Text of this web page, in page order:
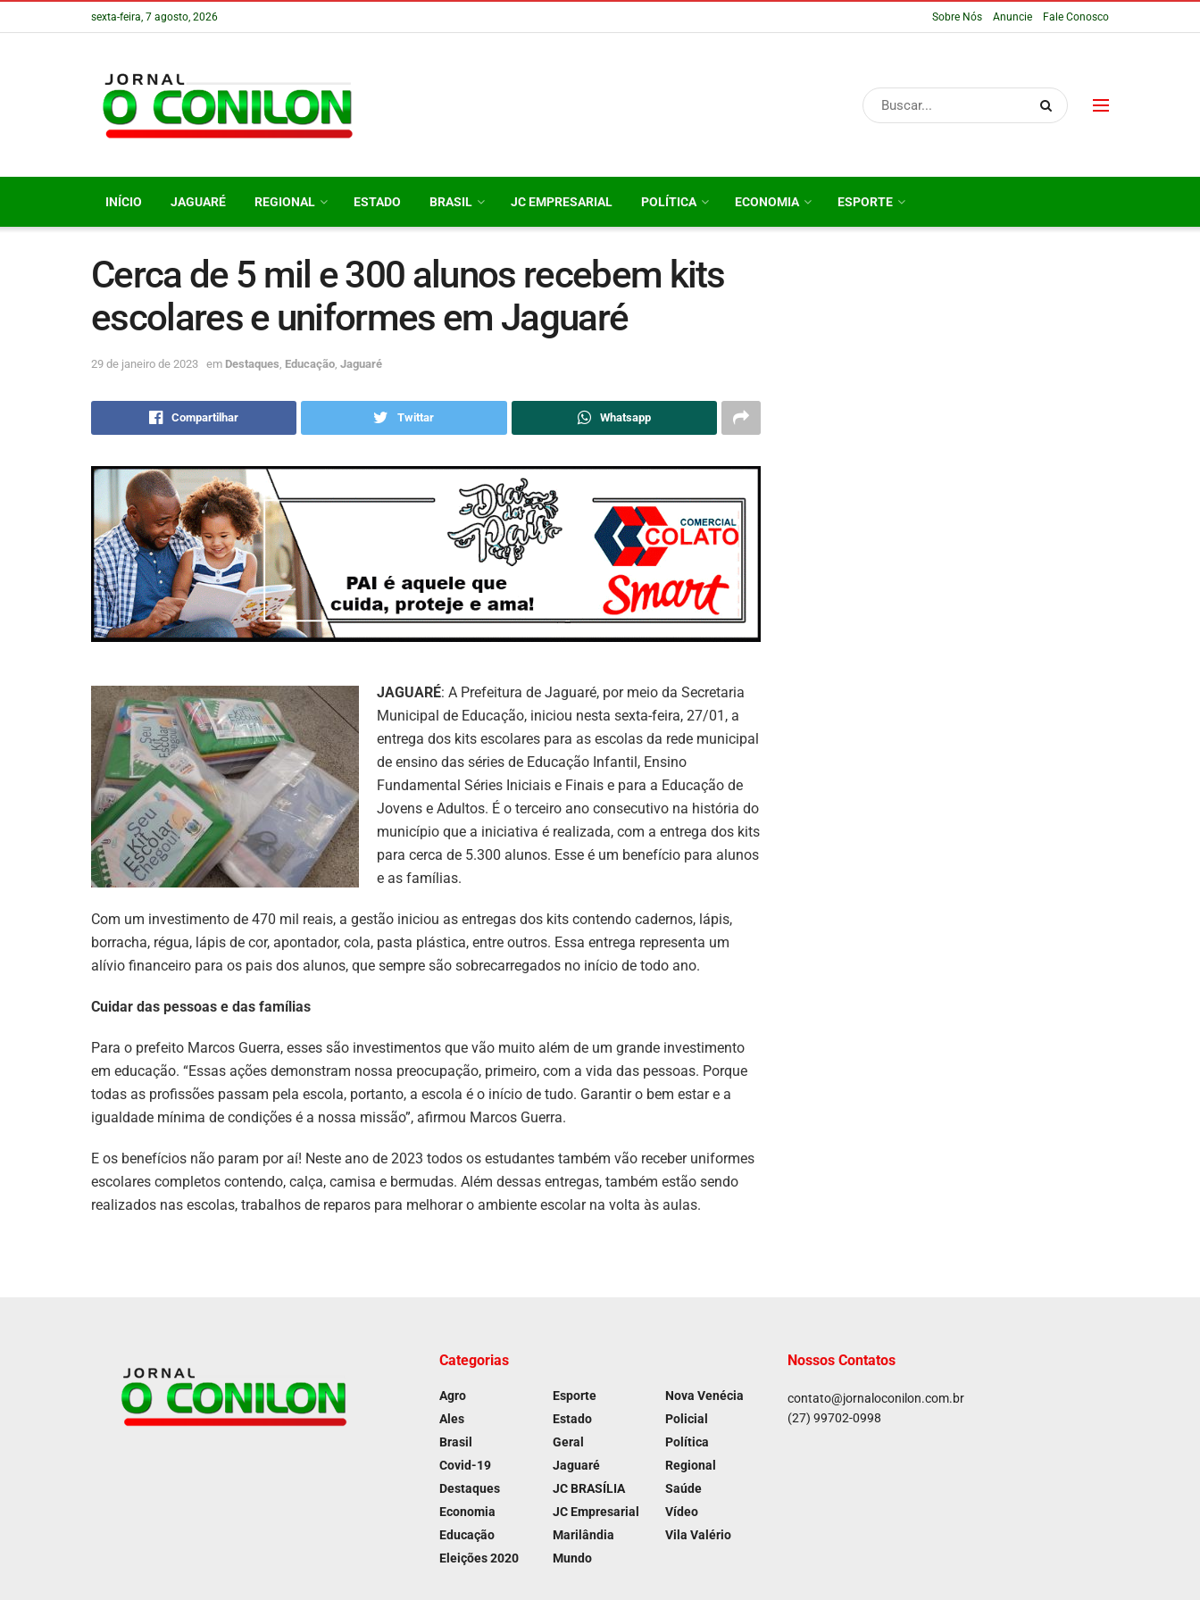
sexta-feira, 7 agosto, 2026 Sobre Nós Anuncie Fale Conosco
INÍCIO JAGUARÉ REGIONAL ESTADO BRASIL JC EMPRESARIAL POLÍTICA ECONOMIA ESPORTE
Cerca de 5 mil e 300 alunos recebem kits
escolares e uniformes em Jaguaré
29 de janeiro de 2023 em Destaques Educação Jaguaré
Compartilhar Twittar Whatsapp
JAGUARÉ: A Prefeitura de Jaguaré, por meio da Secretaria
Municipal de Educação, iniciou nesta sexta-feira, 27/01, a
entrega dos kits escolares para as escolas da rede municipal
de ensino das séries de Educação Infantil, Ensino
Fundamental Séries Iniciais e Finais e para a Educação de
Jovens e Adultos. É o terceiro ano consecutivo na história do
município que a iniciativa é realizada, com a entrega dos kits
para cerca de 5.300 alunos. Esse é um benefício para alunos
e as famílias.
Com um investimento de 470 mil reais, a gestão iniciou as entregas dos kits contendo cadernos, lápis,
borracha, régua, lápis de cor, apontador, cola, pasta plástica, entre outros. Essa entrega representa um
alívio financeiro para os pais dos alunos, que sempre são sobrecarregados no início de todo ano.
Cuidar das pessoas e das famílias
Para o prefeito Marcos Guerra, esses são investimentos que vão muito além de um grande investimento
em educação. “Essas ações demonstram nossa preocupação, primeiro, com a vida das pessoas. Porque
todas as profissões passam pela escola, portanto, a escola é o início de tudo. Garantir o bem estar e a
igualdade mínima de condições é a nossa missão”, afirmou Marcos Guerra.
E os benefícios não param por aí! Neste ano de 2023 todos os estudantes também vão receber uniformes
escolares completos contendo, calça, camisa e bermudas. Além dessas entregas, também estão sendo
realizados nas escolas, trabalhos de reparos para melhorar o ambiente escolar na volta às aulas.
Categorias
Agro
Ales
Brasil
Covid-19
Destaques
Economia
Educação
Eleições 2020
Esporte
Estado
Geral
Jaguaré
JC BRASÍLIA
JC Empresarial
Marilândia
Mundo
Nova Venécia
Policial
Política
Regional
Saúde
Vídeo
Vila Valério
Nossos Contatos
contato@jornaloconilon.com.br
(27) 99702-0998